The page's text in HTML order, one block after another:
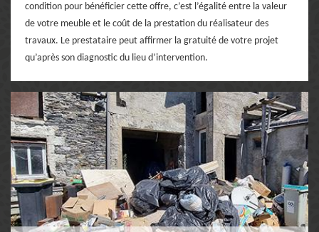
condition pour bénéficier cette offre, c’est l’égalité entre la valeur
de votre meuble et le coût de la prestation du réalisateur des
travaux. Le prestataire peut affirmer la gratuité de votre projet
qu’après son diagnostic du lieu d’intervention.